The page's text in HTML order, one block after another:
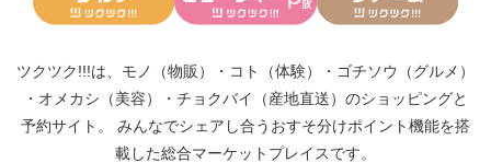
ツクツク!!!は、 モノ（物販） ・ コト（体験） ・ ゴチソウ（グルメ）
・ オメカシ（美容） ・ チョクバイ（産地直送） のショッピングと
予約サイト。
みんなでシェアし合う おすそ分けポイント機能を搭
載した総合マーケットプレイスです。